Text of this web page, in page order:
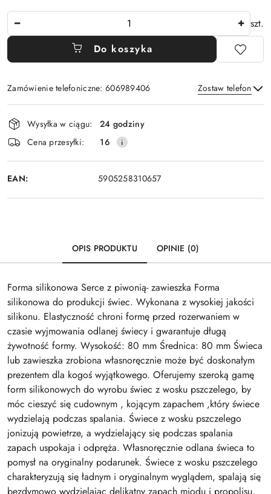
szt.
Do koszyka
Zamówienie telefoniczne: 606989406 Zostaw telefon
Wyślij
Dostępność
i
dostawa
Wysyłka w ciągu:
24 godziny
Cena przesyłki:
16
EAN: 5905258310657
OPIS PRODUKTU OPINIE (0)
Forma silikonowa Serce z piwonią- zawieszka Forma
silikonowa do produkcji świec. Wykonana z wysokiej jakości
silikonu. Elastyczność chroni formę przed rozerwaniem w
czasie wyjmowania odlanej świecy i gwarantuje długą
żywotność formy. Wysokość: 80 mm Średnica: 80 mm Świeca
lub zawieszka zrobiona własnoręcznie może być doskonałym
prezentem dla kogoś wyjątkowego. Oferujemy szeroką gamę
form silikonowych do wyrobu świec z wosku pszczelego, by
móc cieszyć się cudownym , kojącym zapachem ,który świece
wydzielają podczas spalania. Świece z wosku pszczelego
jonizują powietrze, a wydzielający się podczas spalania
zapach uspokaja i odpręża. Własnoręcznie odlana świeca to
pomysł na oryginalny podarunek. Świece z wosku pszczelego
charakteryzują się ładnym i oryginalnym wyglądem, spalają się